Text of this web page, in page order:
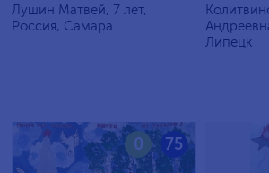
Лушин Матвей, 7 лет,
Россия, Самара
Липецк
75
0